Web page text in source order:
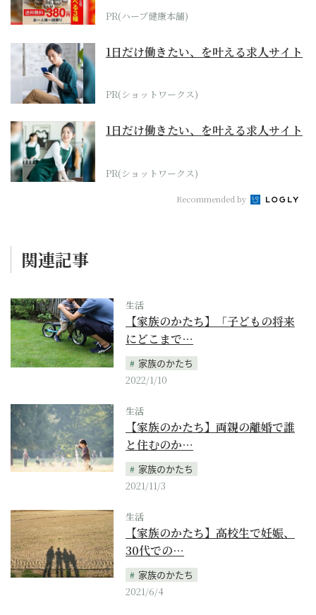
PR(ハーブ健康本舗)
1日だけ働きたい、を叶える求人サイト
PR(ショットワークス)
1日だけ働きたい、を叶える求人サイト
PR(ショットワークス)
Recommended by
関連記事
生活
【家族のかたち】「子どもの将来
にどこまで…
家族のかたち
2022/1/10
生活
【家族のかたち】両親の離婚で誰
と住むのか…
家族のかたち
2021/11/3
生活
【家族のかたち】高校生で妊娠、
30代での…
家族のかたち
2021/6/4